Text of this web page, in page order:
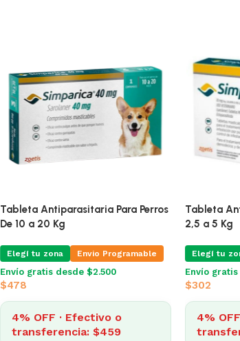
Tableta Antiparasitaria Para Perros
De 10 a 20 Kg
Elegí tu zona Envio Programable
Envío gratis desde $2.500
$478
4% OFF · Efectivo o
transferencia: $459
Tableta
2,5 a 5 Kg
Elegí tu
Envío
$302
4%